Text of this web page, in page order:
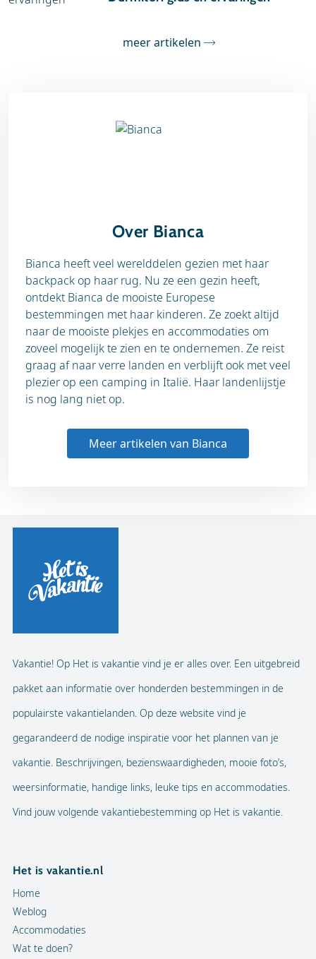
meer artikelen
Over Bianca
Bianca heeft veel werelddelen gezien met haar
backpack op haar rug. Nu ze een gezin heeft,
ontdekt Bianca de mooiste Europese
bestemmingen met haar kinderen. Ze zoekt altijd
naar de mooiste plekjes en accommodaties om
zoveel mogelijk te zien en te ondernemen. Ze reist
graag af naar verre landen en verblijft ook met veel
plezier op een camping in Italië. Haar landenlijstje
is nog lang niet op.
Meer artikelen van Bianca
Vakantie! Op Het is vakantie vind je er alles over. Een uitgebreid
pakket aan informatie over honderden bestemmingen in de
populairste vakantielanden. Op deze website vind je
gegarandeerd de nodige inspiratie voor het plannen van je
vakantie. Beschrijvingen, bezienswaardigheden, mooie foto’s,
weersinformatie, handige links, leuke tips en accommodaties.
Vind jouw volgende vakantiebestemming op Het is vakantie.
Het is vakantie.nl
Home
Weblog
Accommodaties
Wat te doen?